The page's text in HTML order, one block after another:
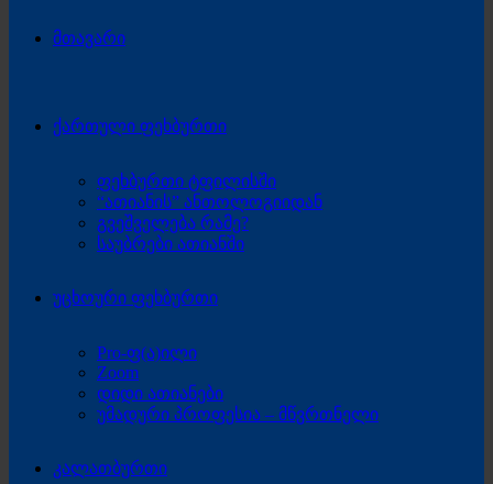
მთავარი
ქართული ფეხბურთი
ფეხბურთი ტფილისში
“ათიანის” ანთოლოგიიდან
გვეშველება რამე?
საუბრები ათიანში
უცხოური ფეხბურთი
Pro-ფ(ა)ილი
Zoom
დიდი ათიანები
უმადური პროფესია – მწვრთნელი
კალათბურთი